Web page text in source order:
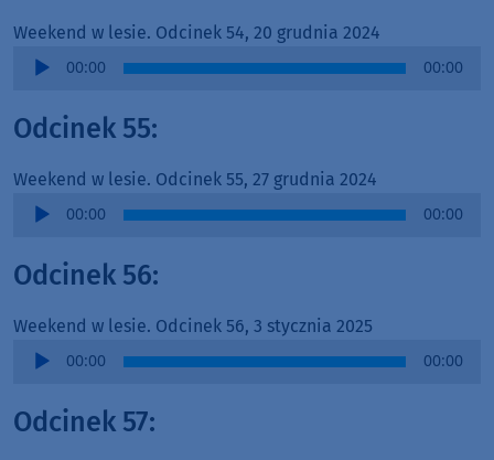
Weekend w lesie. Odcinek 54, 20 grudnia 2024
Audio
00:00 00:00
Odcinek 55:
Weekend w lesie. Odcinek 55, 27 grudnia 2024
Audio
00:00 00:00
Odcinek 56:
Weekend w lesie. Odcinek 56, 3 stycznia 2025
Audio
00:00 00:00
Odcinek 57: